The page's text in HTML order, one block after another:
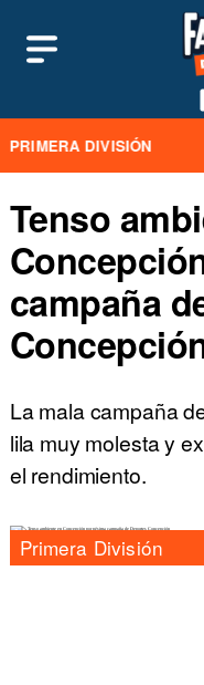
PRIMERA DIVISIÓN
Tenso
campaña
La mala campaña
lila muy molesta y
el rendimiento.
Primera División